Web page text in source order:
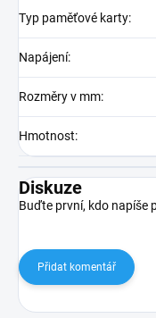
Typ paměťové karty:
Napájení:
Rozměry v mm:
Hmotnost:
Diskuze
Buďte první, kdo napíše
Přidat komentář